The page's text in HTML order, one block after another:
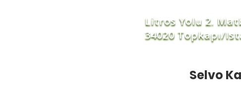
Litros Yolu 2.
34020 Topkapı/
Selvo